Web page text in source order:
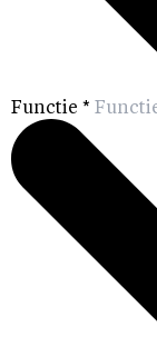
Functie *